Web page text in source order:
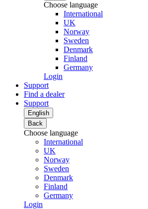
Choose language
International
UK
Norway
Sweden
Denmark
Finland
Germany
Login
Support
Find a dealer
Support
English
Back
Choose language
International
UK
Norway
Sweden
Denmark
Finland
Germany
Login